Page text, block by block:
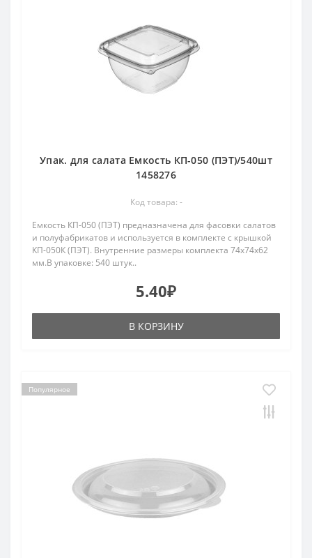
Упак. для салата Емкость КП-050 (ПЭТ)/540шт
1458276
Код товара: -
Емкость КП-050 (ПЭТ) предназначена для фасовки салатов
и полуфабрикатов и используется в комплекте с крышкой
КП-050К (ПЭТ). Внутренние размеры комплекта 74х74х62
мм.В упаковке: 540 штук..
5.40₽
В КОРЗИНУ
Популярное